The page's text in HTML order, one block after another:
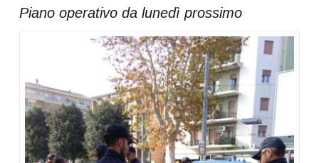
Piano operativo da lunedì prossimo